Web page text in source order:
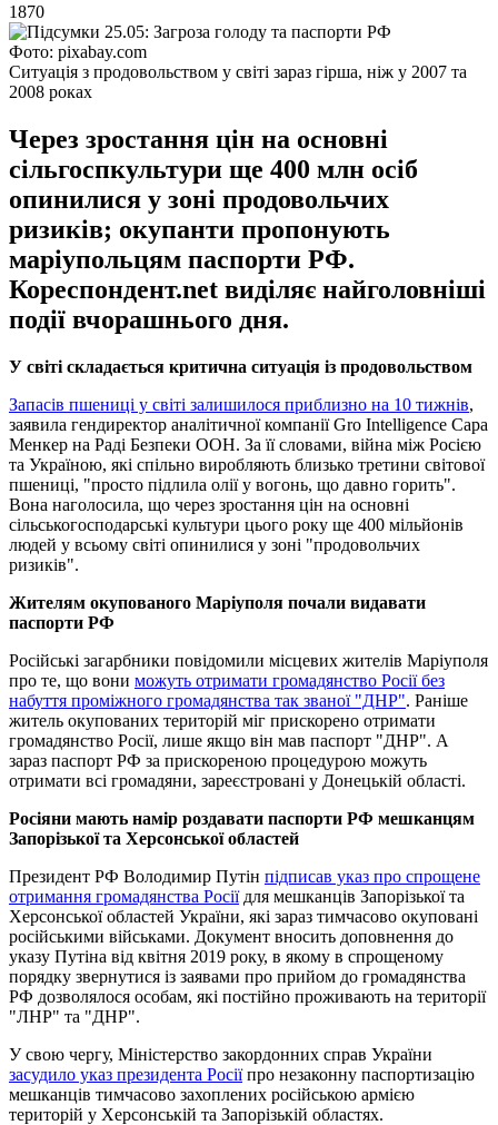
1870
Фото: pixabay.com
Ситуація з продовольством у світі зараз гірша, ніж у 2007 та
2008 роках
Через зростання цін на основні
сільгоспкультури ще 400 млн осіб
опинилися у зоні продовольчих
ризиків; окупанти пропонують
маріупольцям паспорти РФ.
Кореспондент.net виділяє найголовніші
події вчорашнього дня.
У світі складається критична ситуація із продовольством
Запасів пшениці у світі залишилося приблизно на 10 тижнів,
заявила гендиректор аналітичної компанії Gro Intelligence Сара
Менкер на Раді Безпеки ООН. За її словами, війна між Росією
та Україною, які спільно виробляють близько третини світової
пшениці, "просто підлила олії у вогонь, що давно горить".
Вона наголосила, що через зростання цін на основні
сільськогосподарські культури цього року ще 400 мільйонів
людей у ​​всьому світі опинилися у зоні "продовольчих
ризиків".
Жителям окупованого Маріуполя почали видавати
паспорти РФ
Російські загарбники повідомили місцевих жителів Маріуполя
про те, що вони можуть отримати громадянство Росії без
набуття проміжного громадянства так званої "ДНР". Раніше
житель окупованих територій міг прискорено отримати
громадянство Росії, лише якщо він мав паспорт "ДНР". А
зараз паспорт РФ за прискореною процедурою можуть
отримати всі громадяни, зареєстровані у Донецькій області.
Росіяни мають намір роздавати паспорти РФ мешканцям
Запорізької та Херсонської областей
Президент РФ Володимир Путін підписав указ про спрощене
отримання громадянства Росіїдля мешканців Запорізької та
Херсонської областей України, які зараз тимчасово окуповані
російськими військами. Документ вносить доповнення до
указу Путіна від квітня 2019 року, в якому в спрощеному
порядку звернутися із заявами про прийом до громадянства
РФ дозволялося особам, які постійно проживають на території
"ЛНР" та "ДНР".
У свою чергу, Міністерство закордонних справ України
засудило указ президента Росіїпро незаконну паспортизацію
мешканців тимчасово захоплених російською армією
територій у Херсонській та Запорізькій областях.